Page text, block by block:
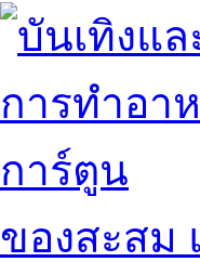
การทำอา
การ์ตูน
ของสะสม